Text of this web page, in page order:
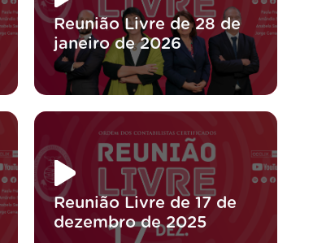
Reunião Livre de 28 de
janeiro de 2026
Reunião Livre de 17 de
dezembro de 2025